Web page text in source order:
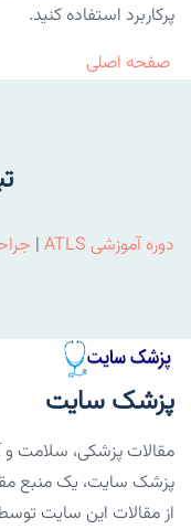
پرکاربرد استفاده کنید.
صفحه اصلی
دوره آموزشی ATLS |
پزشک سایت
مقالات پزشکی، سلامت
پزشک سایت، یک منبع
از مقالات این سایت